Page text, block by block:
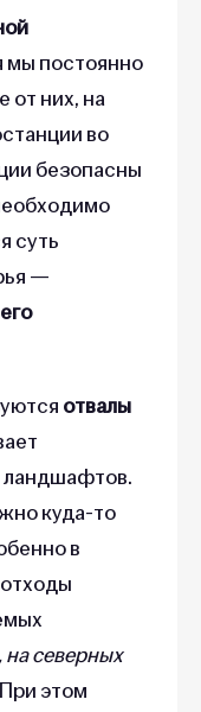
мы постоянно
от них, на
во
безопасны
суть
—
отвалы
ландшафтов.
куда-то
в
северных
При этом